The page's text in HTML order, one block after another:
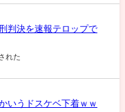
判決を速報テロップで
れた
いうドスケベ下着ｗｗ